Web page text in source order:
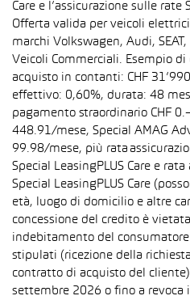
Care e l’assicurazione sulle rate
Offerta valida per veicoli
marchi Volkswagen, Audi,
Veicoli Commerciali. Esempio
acquisto in contanti: CHF
effettivo: 0,60%, durata: 48
pagamento straordinario CHF
448.91/mese, Special AMAG
99.98/mese, più rata
Special LeasingPLUS Care e
Special LeasingPLUS Care
età, luogo di domicilio e altre
concessione del credito è
indebitamento del
stipulati (ricezione della
contratto di acquisto del
settembre 2026 o fino a revoca